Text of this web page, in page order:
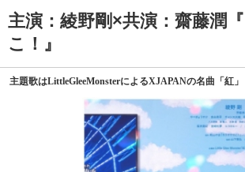
主演：綾野剛×共演：齋藤潤
こ！』
主題歌はLittleGleeMonsterによるXJAPANの名曲「紅」